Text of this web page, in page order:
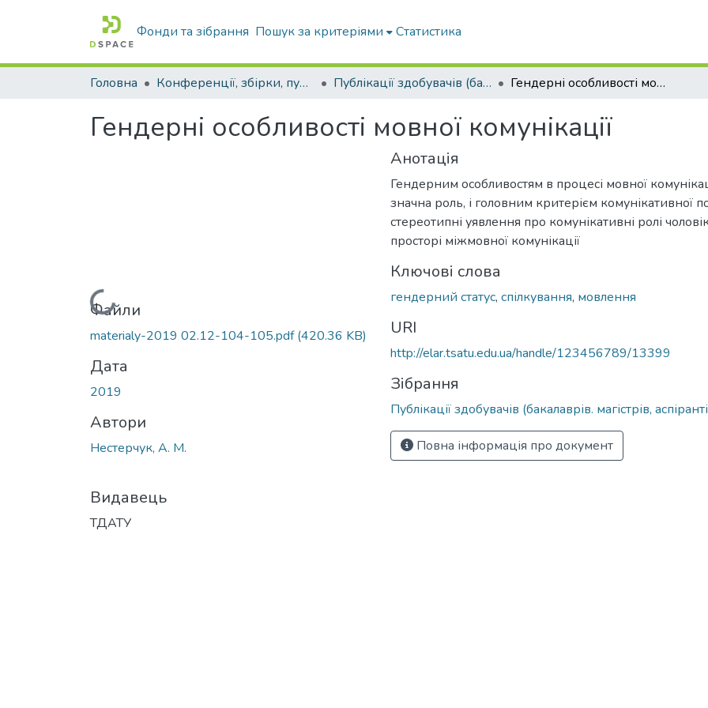
Фонди та зібрання Пошук за критеріями Статистика
Головна Конференції, збірки, публікації молодих вчених і здобувачів : магістрів, бакалаврів, аспірантів. Публікації здобувачів (бакалаврів. магістрів, аспірантів) Гендерні особливості мовної комунікації
Гендерні особливості мовної комунікації
Вантажиться...
Файли
materialy-2019 02.12-104-105.pdf(420.36 KB)
Дата
2019
Автори
Нестерчук, А. М.
Видавець
ТДАТУ
Анотація
Гендерним особливостям в процесі мовної
значна роль, і головним критерієм комунікативної
стереотипні уявлення про комунікативні ролі
просторі міжмовної комунікації
Ключові слова
гендерний статус, спілкування, мовлення
URI
http://elar.tsatu.edu.ua/handle/123456789/13399
Зібрання
Публікації здобувачів (бакалаврів. магістрів,
Повна інформація про документ